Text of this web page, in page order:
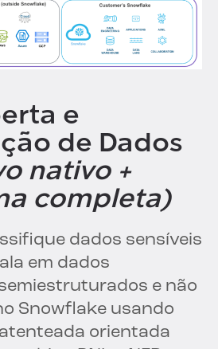
e
de Dados
nativo +
completa)
dados sensíveis
em dados
e não
Snowflake usando
orientada